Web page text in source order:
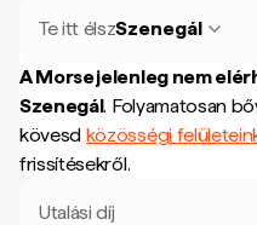
Te itt élszSzenegál
A Morse jelenleg nem
Szenegál. Folyamatosan
kövesd közösségi
frissítésekről.
Utalási díj